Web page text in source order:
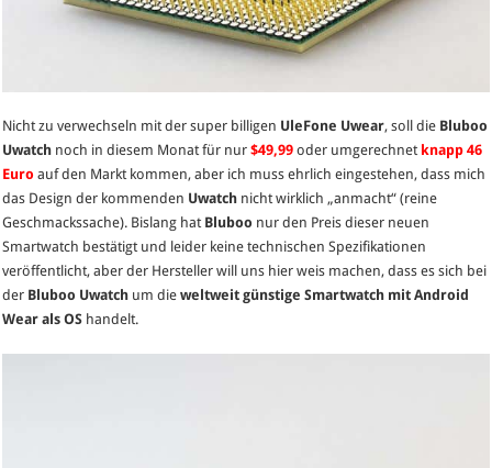
Nicht zu verwechseln mit der super billigen UleFone Uwear, soll die Bluboo
Uwatch noch in diesem Monat für nur$49,99 oder umgerechnet knapp 46
Euro auf den Markt kommen, aber ich muss ehrlich eingestehen, dass mich
das Design der kommenden Uwatch nicht wirklich „anmacht“ (reine
Geschmackssache). Bislang hat Bluboo nur den Preis dieser neuen
Smartwatch bestätigt und leider keine technischen Spezifikationen
veröffentlicht, aber der Hersteller will uns hier weis machen, dass es sich bei
der Bluboo Uwatch um dieweltweit günstige Smartwatch mit Android
Wear als OS handelt.